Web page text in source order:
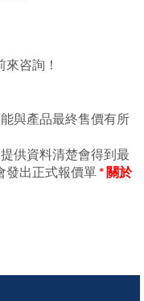
咨詢！
與產品最終售價有所
供資料清楚會得到最
發出正式報價單* 關於